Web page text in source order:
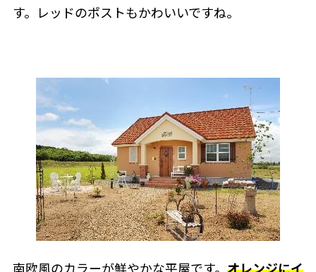
す。レッドのポストもかわいいですね。
南欧風のカラーが鮮やかな平屋です。 オレンジにイ